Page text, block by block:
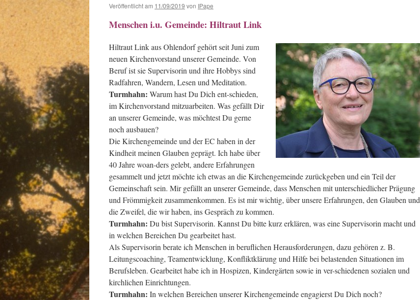
Veröffentlicht am 11/09/2019 von IPape
Menschen i.u. Gemeinde: Hiltraut Link
Hiltraut Link aus Ohlendorf gehört seit Juni zum
neuen Kirchenvorstand unserer Gemeinde. Von
Beruf ist sie Supervisorin und ihre Hobbys sind
Radfahren, Wandern, Lesen und Meditation.
Turmhahn: Warum hast Du Dich ent-schieden,
im Kirchenvorstand mitzuarbeiten. Was gefällt Dir
an unserer Gemeinde, was möchtest Du gerne
noch ausbauen?
Die Kirchengemeinde und der EC haben in der
Kindheit meinen Glauben geprägt. Ich habe über
40 Jahre woan-ders gelebt, andere Erfahrungen
gesammelt und jetzt möchte ich etwas an die Kirchengemeinde zurückgeben und ein Teil der
Gemeinschaft sein. Mir gefällt an unserer Gemeinde, dass Menschen mit unterschiedlicher Prägung
und Frömmigkeit zusammenkommen. Es ist mir wichtig, über unsere Erfahrungen, den Glauben und
die Zweifel, die wir haben, ins Gespräch zu kommen.
Turmhahn: Du bist Supervisorin. Kannst Du bitte kurz erklären, was eine Supervisorin macht und
in welchen Bereichen Du gearbeitet hast.
Als Supervisorin berate ich Menschen in beruflichen Herausforderungen, dazu gehören z. B.
Leitungscoaching, Teamentwicklung, Konfliktklärung und Hilfe bei belastenden Situationen im
Berufsleben. Gearbeitet habe ich in Hospizen, Kindergärten sowie in ver-schiedenen sozialen und
kirchlichen Einrichtungen.
Turmhahn: In welchen Bereichen unserer Kirchengemeinde engagierst Du Dich noch?